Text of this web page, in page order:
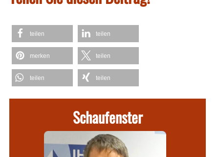
teilen teilen
merken teilen
teilen teilen
Schaufenster